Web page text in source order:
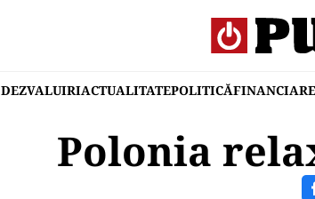
DEZVALUIRIACTUALITATEPOLITICĂFINANCIAR
Polonia